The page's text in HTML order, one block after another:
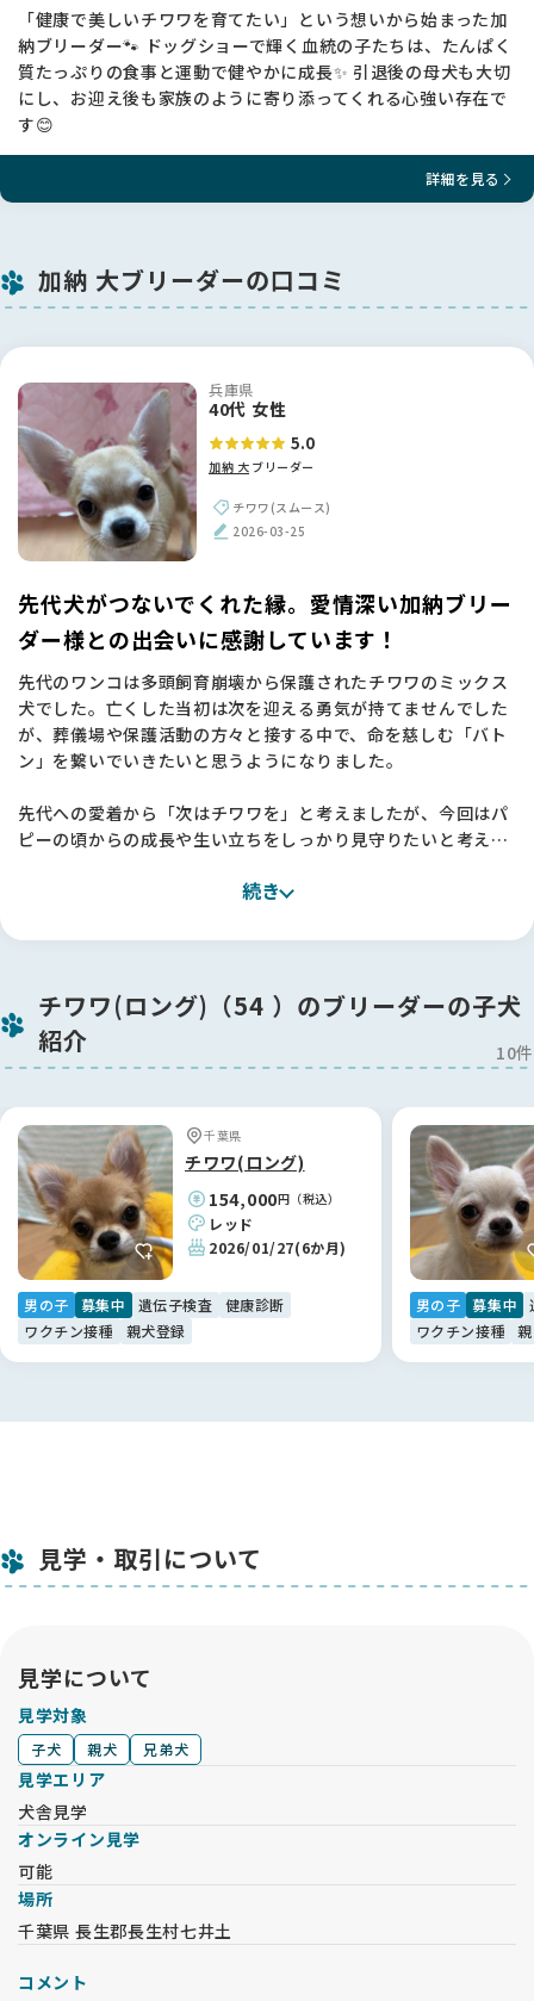
「健康で美しいチワワを育てたい」という想いから始まった加
納ブリーダー🐾 ドッグショーで輝く血統の子たちは、たんぱく
質たっぷりの食事と運動で健やかに成長✨ 引退後の母犬も大切
にし、お迎え後も家族のように寄り添ってくれる心強い存在で
す😊
詳細を見る
加納 大ブリーダーの口コミ
兵庫県
40代 女性
5.0
加納 大 ブリーダー
チワワ(スムース)
2026-03-25
先代犬がつないでくれた縁。愛情深い加納ブリー
ダー様との出会いに感謝しています！
先代のワンコは多頭飼育崩壊から保護されたチワワのミックス
犬でした。亡くした当初は次を迎える勇気が持てませんでした
が、葬儀場や保護活動の方々と接する中で、命を慈しむ「バト
ン」を繋いでいきたいと思うようになりました。
先代への愛着から「次はチワワを」と考えましたが、今回はパ
ピーの頃からの成長や生い立ちをしっかり見守りたいと考え、
関西圏では理想のスムースコートチワワになかなか出会えず、
直感で「この子だ！」と確信しました🐶
加納さんは、お迎えにあたってのルールなど、最初は「少し厳
しいのかな？」と緊張しましたが、すべては子犬への深い愛情
ゆえ。理由を聞けば納得することばかりで、初めてのパピーを
飼育する私にとって、細かく相談に乗っていただける体制は本
当に心強いです。
「甘やかしすぎだよ」と正直にアドバイスをいただける関係に
なれたことも、加納さんの真摯なお人柄のおかげだと感謝して
います。✨
【BreederFamiliesへ】
加納ブリーダー様との素敵なご縁を繋いでくれたのが、
BreederFamiliesでした！Instagramのリールがきっかけでし
たが、サイトの「健全なブリーディング」への姿勢にとても安
心感を覚えました。
特に助かったのは、BreederFamiliesの方とLINEで直接繋がれ
ブリーダーさん本人には少し聞きにくいような細かな質問も、
る素晴らしいプラットフォームです！利用して本当に良かった
です。🐾
続き
チワワ(ロング)（54 ）のブリーダーの子犬
紹介
10件
千葉県
チワワ(ロング)
154,000円（税込）
レッド
2026/01/27(6か月)
男の子 募集中 遺伝子検査
健康診断
ワクチン接種
親犬登録
男の子 募集中
ワクチン接種
見学・取引について
見学について
見学対象
子犬 親犬 兄弟犬
見学エリア
犬舎見学
オンライン見学
可能
場所
千葉県 長生郡長生村七井土
コメント